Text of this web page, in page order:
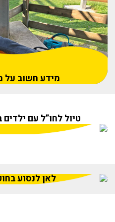
מידע חשוב על
טיול לחו”ל עם
לאן לנסוע